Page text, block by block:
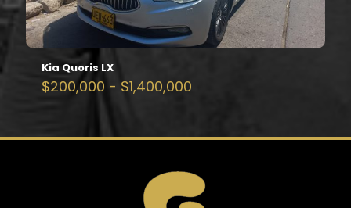
Kia Quoris LX
$200,000 - $1,400,000
$200,000
$1,400,000